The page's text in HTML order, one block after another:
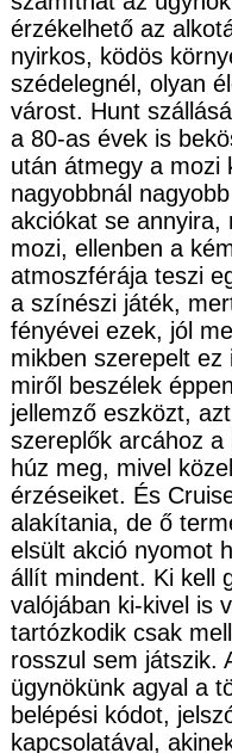
érzékelhető az
nyirkos, ködös
szédelegnél, olyan
várost. Hunt
a 80-as évek is
után átmegy a mozi
nagyobbnál
akciókat se
mozi, ellenben a
atmoszférája teszi
a színészi játék,
fényévei ezek, jól
mikben szerepelt
miről beszélek
jellemző eszközt,
szereplők arcához
húz meg, mivel
érzéseiket. És
alakítania, de ő
elsült akció nyomot
állít mindent. Ki kell
valójában ki-kivel is
tartózkodik csak
rosszul sem játszik.
ügynökünk agyal a
belépési kódot,
kapcsolatával,